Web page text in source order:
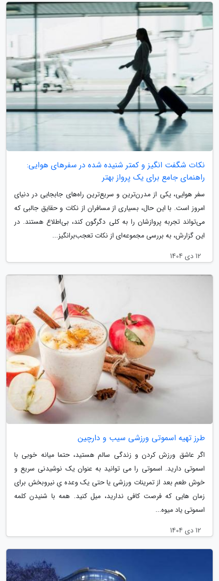
نکات شگفت انگیز و کمتر شنیده شده در سفرهای هوایی:
راهنمای جامع برای یک پرواز بهتر
سفر هوایی، یکی از مدرن‌ترین و سریع‌ترین راه‌های جابجایی در دنیای
امروز است. با این حال، بسیاری از مسافران از نکات و حقایق جالبی که
می‌تواند تجربه پروازشان را به کلی دگرگون کند، بی‌اطلاع هستند. در
این گزارش، به بررسی مجموعه‌ای از نکات تعجب‌برانگیز...
12 دی 1404
طرز تهیه اسموتی ورزشی سیب و دارچین
اگر عاشق ورزش کردن و زندگی سالم هستید، حتما میانه خوبی با
اسموتی دارید. اسموتی را می توانید به عنوان یک نوشیدنی سریع و
خوش طعم بعد از تمرینات ورزشی یا حتی یک وعده یِ نیروبخش برای
زمان هایی که فرصت کافی ندارید، میل کنید. همه با شنیدن کلمه
اسموتی یاد میوه...
12 دی 1404